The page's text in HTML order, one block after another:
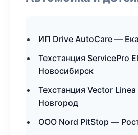
ИП Drive AutoCare —
Техстанция ServicePro
Новосибирск
Техстанция Vector
Новгород
ООО Nord PitStop —